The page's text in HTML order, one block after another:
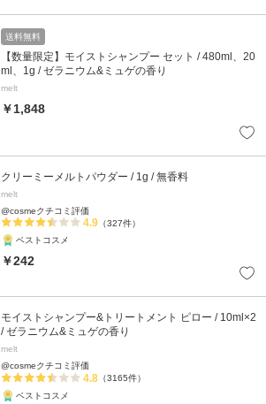
送料無料
【数量限定】モイストシャンプー セット / 480ml、20
ml、1g / ゼラニウム&ミュゲの香り
melt
￥1,848
クリーミーメルトパウダー / 1g / 無香料
melt
@cosmeクチコミ評価
4.9 （327件）
ベストコスメ
￥242
モイストシャンプー&トリートメント ピロー / 10ml×2
/ ゼラニウム&ミュゲの香り
melt
@cosmeクチコミ評価
4.8 （3165件）
ベストコスメ